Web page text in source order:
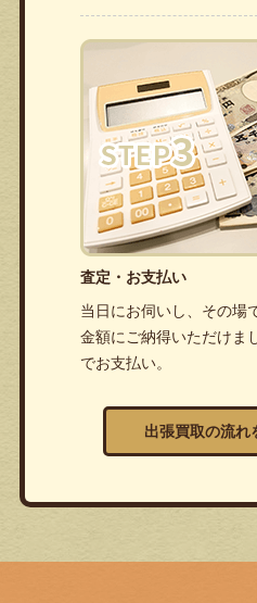
査定・お支払い
当日にお伺いし、その場
金額にご納得いただけま
でお支払い。
出張買取の流れ